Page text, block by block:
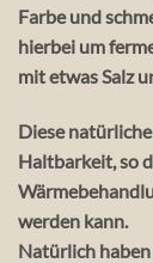
Farbe und
hierbei um
mit etwas Salz
Diese
Haltbarkeit, so
werden kann.
Natürlich